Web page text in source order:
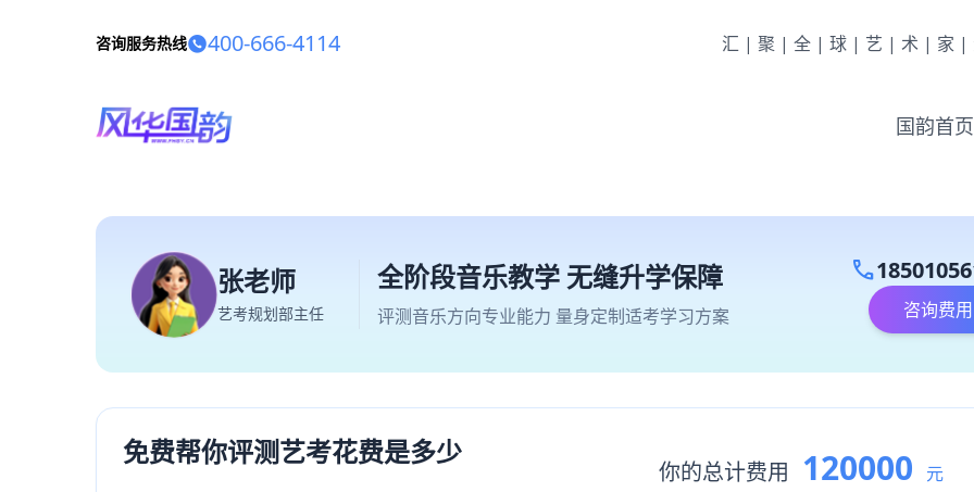
咨询服务热线 400-666-4114 汇|聚|全|球|艺|术|家|
国韵首页
张老师
艺考规划部主任
全阶段音乐教学 无缝升学保障
评测音乐方向专业能力 量身定制适考学习方案
call
咨询费用
免费帮你评测艺考花费是多少
你的总计费用 120000 元